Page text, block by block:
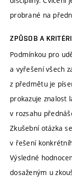
probrané na
ZPŮSOB A
Podmínkou pro
a vyřešení všech
z předmětu je
prokazuje znalost
v rozsahu
Zkušební otázka
v řešení
Výsledné
dosaženým u